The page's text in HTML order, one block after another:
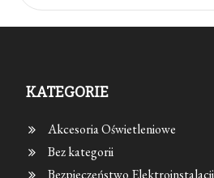
KATEGORIE
Akcesoria Oświetleniowe
Bez kategorii
Bezpieczeństwo Elektroinstalacji